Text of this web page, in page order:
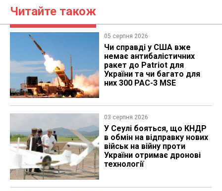
Читайте також
05 серпня 2026
Чи справді у США вже
немає антибалістичних
ракет до Patriot для
України та чи багато для
них 300 PAC-3 MSE
03 серпня 2026
У Сеулі бояться, що КНДР
в обмін на відправку нових
військ на війну проти
України отримає дронові
технології